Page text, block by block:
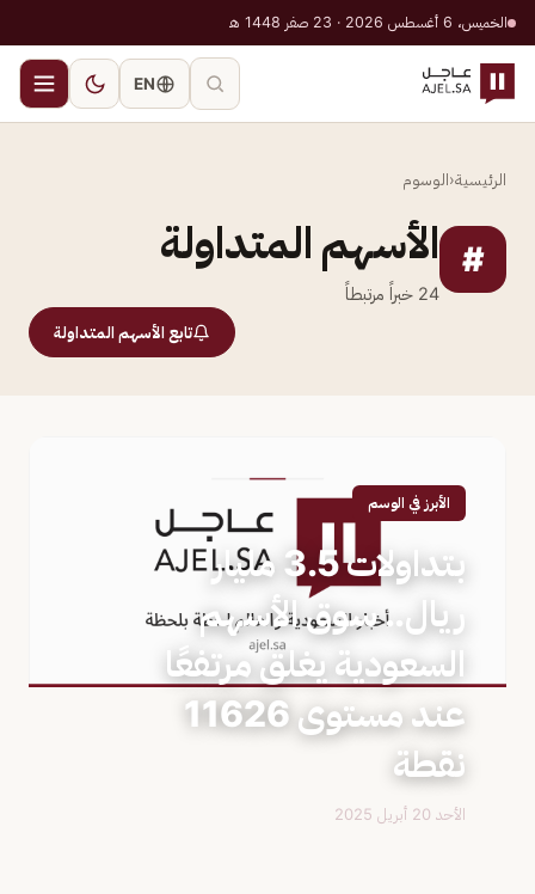
الخميس، 6 أغسطس 2026 · 23 صفر 1448 هـ
EN
الرئيسية‹الوسوم
# الأسهم المتداولة
24 خبراً مرتبطاً
تابع الأسهم المتداولة
الأبرز في الوسم
بتداولات 3.5 مليار
ريال.. سوق الأسهم
السعودية يغلق مرتفعًا
عند مستوى 11626
نقطة
الأحد 20 أبريل 2025